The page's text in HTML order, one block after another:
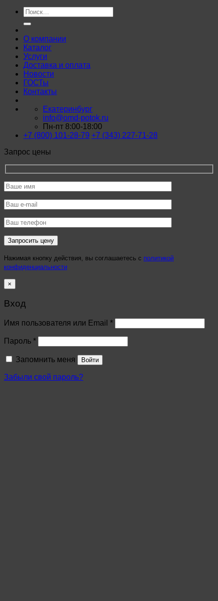
Искать:
О компании
Каталог
Услуги
Доставка и оплата
Новости
ГОСТы
Контакты
Екатеринбург
info@omd-potok.ru
Пн-пт 8:00-18:00
+7 (800) 101-28-79 +7 (343) 227-71-28
Запрос цены
Нажимая кнопку действия, вы соглашаетесь с политикой
конфиденциальности
×
Вход
Имя пользователя или Email *
Пароль *
Запомнить меня Войти
Забыли свой пароль?